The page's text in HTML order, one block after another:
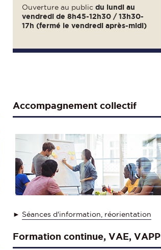
Ouverture au publicdu lundi au
vendredi de 8h45-12h30 / 13h30-
17h (fermé le vendredi après-midi)
Accompagnement collectif
► Séances d'information, réorientation
Formation continue, VAE, VAPP